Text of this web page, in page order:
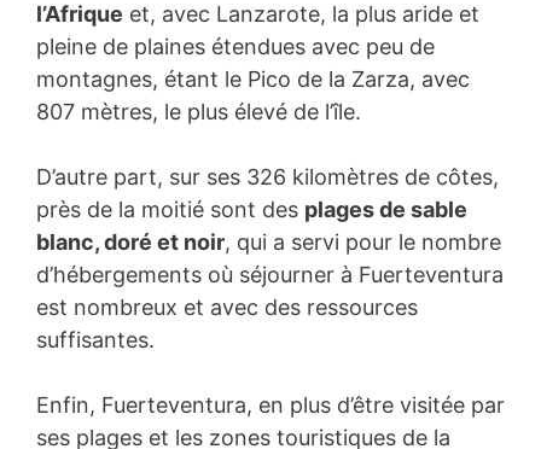
l’Afrique et, avec Lanzarote, la plus aride et
pleine de plaines étendues avec peu de
montagnes, étant le Pico de la Zarza, avec
807 mètres, le plus élevé de l’île.
D’autre part, sur ses 326 kilomètres de côtes,
près de la moitié sont des plages de sable
blanc, doré et noir, qui a servi pour le nombre
d’hébergements où séjourner à Fuerteventura
est nombreux et avec des ressources
suffisantes.
Enfin, Fuerteventura, en plus d’être visitée par
ses plages et les zones touristiques de la